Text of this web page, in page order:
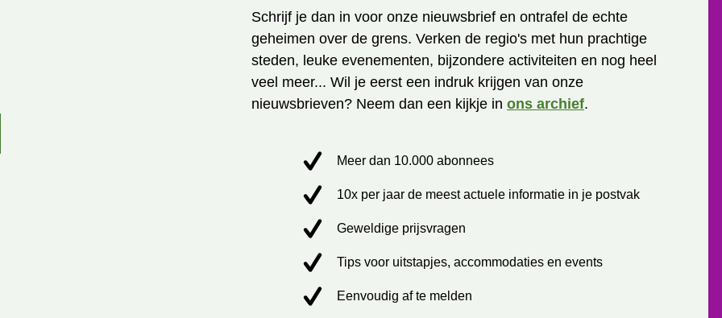
Schrijf je dan in voor onze nieuwsbrief en ontrafel de echte
geheimen over de grens. Verken de regio's met hun prachtige
steden, leuke evenementen, bijzondere activiteiten en nog heel
veel meer... Wil je eerst een indruk krijgen van onze
nieuwsbrieven? Neem dan een kijkje in ons archief.
Meer dan 10.000 abonnees
10x per jaar de meest actuele informatie in je postvak
Geweldige prijsvragen
Tips voor uitstapjes, accommodaties en events
Eenvoudig af te melden